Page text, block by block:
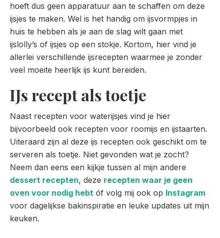
hoeft dus geen apparatuur aan te schaffen om deze
ijsjes te maken. Wel is het handig om ijsvormpjes in
huis te hebben als je aan de slag wilt gaan met
ijslolly’s of ijsjes op een stokje. Kortom, hier vind je
allerlei verschillende ijsrecepten waarmee je zonder
veel moeite heerlijk ijs kunt bereiden.
IJs recept als toetje
Naast recepten voor waterijsjes vind je hier
bijvoorbeeld ook recepten voor roomijs en ijstaarten.
Uiteraard zijn al deze ijs recepten ook geschikt om te
serveren als toetje. Niet gevonden wat je zocht?
Neem dan eens een kijkje tussen al mijn andere
dessert recepten, deze recepten waar je geen
oven voor nodig hebt óf volg mij ook op Instagram
voor dagelijkse bakinspiratie en leuke updates uit mijn
keuken.